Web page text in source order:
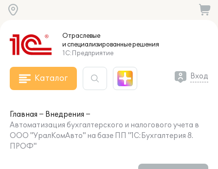
Отраслевые
и специализированныерешения
1С:Предприятие
Каталог Вход
Главная
Внедрения
Автоматизация бухгалтерского и налогового учета в
ООО "УралКомАвто" на базе ПП "1С:Бухгалтерия 8.
ПРОФ"